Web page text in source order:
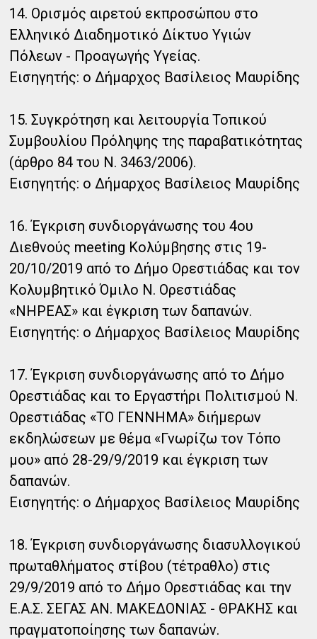
14. Ορισμός αιρετού εκπροσώπου στο
Ελληνικό Διαδημοτικό Δίκτυο Υγιών
Πόλεων - Προαγωγής Υγείας.
Εισηγητής: ο Δήμαρχος Βασίλειος Μαυρίδης
15. Συγκρότηση και λειτουργία Τοπικού
Συμβουλίου Πρόληψης της παραβατικότητας
(άρθρο 84 του Ν. 3463/2006).
Εισηγητής: ο Δήμαρχος Βασίλειος Μαυρίδης
16. Έγκριση συνδιοργάνωσης του 4ου
Διεθνούς meeting Κολύμβησης στις 19-
20/10/2019 από το Δήμο Ορεστιάδας και τον
Κολυμβητικό Όμιλο Ν. Ορεστιάδας
«ΝΗΡΕΑΣ» και έγκριση των δαπανών.
Εισηγητής: ο Δήμαρχος Βασίλειος Μαυρίδης
17. Έγκριση συνδιοργάνωσης από το Δήμο
Ορεστιάδας και το Εργαστήρι Πολιτισμού Ν.
Ορεστιάδας «ΤΟ ΓΕΝΝΗΜΑ» διήμερων
εκδηλώσεων με θέμα «Γνωρίζω τον Τόπο
μου» από 28-29/9/2019 και έγκριση των
δαπανών.
Εισηγητής: ο Δήμαρχος Βασίλειος Μαυρίδης
18. Έγκριση συνδιοργάνωσης διασυλλογικού
πρωταθλήματος στίβου (τέτραθλο) στις
29/9/2019 από το Δήμο Ορεστιάδας και την
Ε.Α.Σ. ΣΕΓΑΣ ΑΝ. ΜΑΚΕΔΟΝΙΑΣ - ΘΡΑΚΗΣ και
πραγματοποίησης των δαπανών.